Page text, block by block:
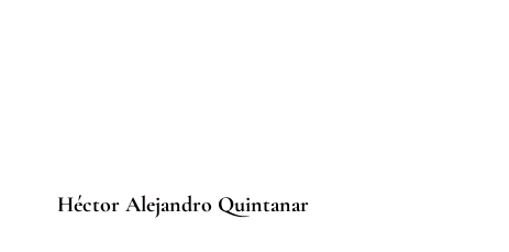
Héctor Alejandro Quintanar